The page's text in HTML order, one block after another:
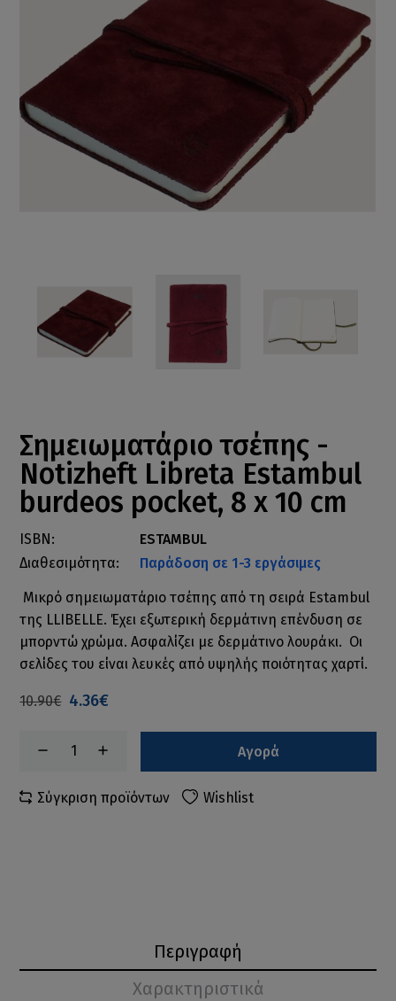
Σημειωματάριο τσέπης -
Notizheft Libreta Estambul
burdeos pocket, 8 x 10 cm
ISBN:
ESTAMBUL
Διαθεσιμότητα:
Παράδοση σε 1-3 εργάσιμες
Μικρό σημειωματάριο τσέπης από τη σειρά Estambul
της LLIBELLE. Έχει εξωτερική δερμάτινη επένδυση σε
μπορντώ χρώμα. Ασφαλίζει με δερμάτινο λουράκι. Οι
σελίδες του είναι λευκές από υψηλής ποιότητας χαρτί.
10.90€ 4.36€
Αγορά
Σύγκριση προϊόντων Wishlist
Περιγραφή
Χαρακτηριστικά